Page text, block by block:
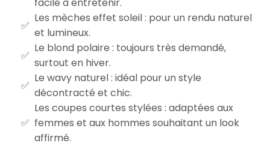
facile à entretenir.
Les mèches effet soleil : pour un rendu naturel
et lumineux.
Le blond polaire : toujours très demandé,
surtout en hiver.
Le wavy naturel : idéal pour un style
décontracté et chic.
Les coupes courtes stylées : adaptées aux
femmes et aux hommes souhaitant un look
affirmé.